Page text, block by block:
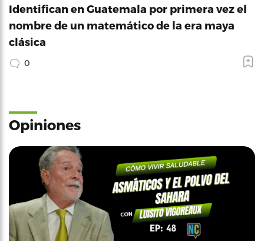
Identifican en Guatemala por primera vez el
nombre de un matemático de la era maya
clásica
0
Opiniones